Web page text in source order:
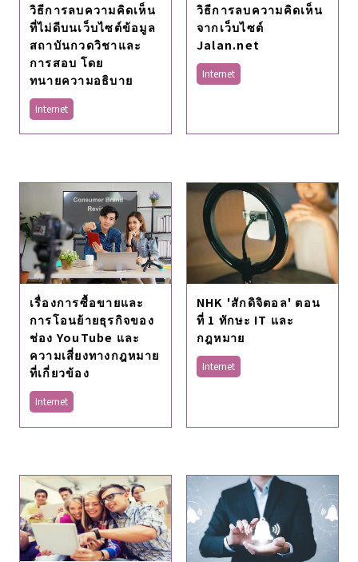
วิธีการลบความคิดเห็น
ที่ไม่ดีบนเว็บไซต์ข้อมูล
สถาบันกวดวิชาและ
การสอบ โดย
ทนายความอธิบาย
Internet
วิธีการลบความคิดเห็น
จากเว็บไซต์
Jalan.net
Internet
เรื่องการซื้อขายและ
การโอนย้ายธุรกิจของ
ช่อง YouTube และ
ความเสี่ยงทางกฎหมาย
ที่เกี่ยวข้อง
Internet
NHK 'สักดิจิตอล' ตอน
ที่ 1 ทักษะ IT และ
กฎหมาย
Internet